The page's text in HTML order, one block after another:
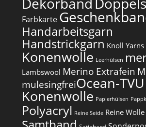
Farbkarte
Handarbeitsgarn
Handstrickgarn Knoll Yarns
Konenwolle Leerhülsen
Lambswool Merino Extrafein
mulesingfrei​Ocean-TVU
Konenwolle Papierhülsen
Polyacryl Reine Seide Reine Wolle